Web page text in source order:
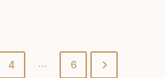
4 … 6